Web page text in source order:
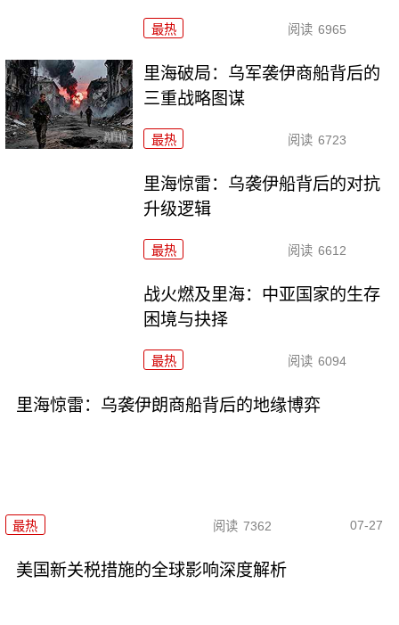
最热 阅读 6965
里海破局：乌军袭伊商船背后的
三重战略图谋
最热 阅读 6723
里海惊雷：乌袭伊船背后的对抗
升级逻辑
最热 阅读 6612
战火燃及里海：中亚国家的生存
困境与抉择
最热 阅读 6094
里海惊雷：乌袭伊朗商船背后的地缘博弈
最热 阅读 7362 07-27
美国新关税措施的全球影响深度解析